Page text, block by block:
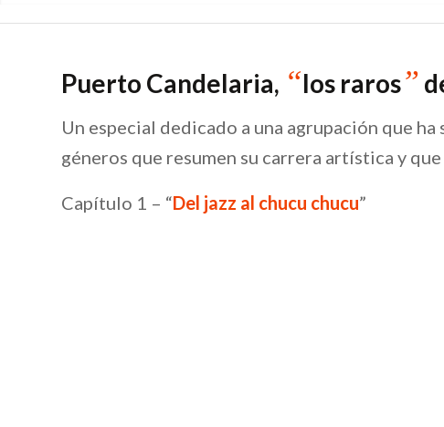
Puerto Candelaria, “los raros”
Un especial dedicado a una agrupación que
géneros que resumen su carrera artística y
Capítulo 1 – “Del jazz al chucu chucu”